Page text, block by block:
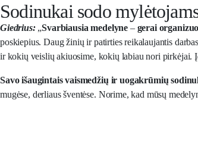
Sodinukai sodo
Giedrius:„Svarbiausia medelyne – gerai
poskiepius. Daug žinių ir patirties reikalaujantis
ir kokių veislių akiuosime, kokių labiau nori pirkėjai.
Savo išaugintais vaismedžių ir uogakrūmių
mugėse, derliaus šventėse. Norime, kad mūsų